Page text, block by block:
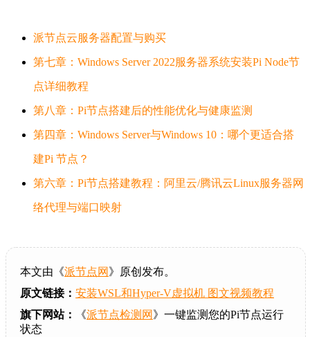
派节点云服务器配置与购买
第七章：Windows Server 2022服务器系统安装Pi Node节
点详细教程
第八章：Pi节点搭建后的性能优化与健康监测
第四章：Windows Server与Windows 10：哪个更适合搭
建Pi 节点？
第六章：Pi节点搭建教程：阿里云/腾讯云Linux服务器网
络代理与端口映射
本文由《派节点网 》原创发布。
原文链接： 安装WSL和Hyper-V虚拟机 图文视频教程
旗下网站：
《派节点检测网 》一键监测您的Pi节点运行
状态